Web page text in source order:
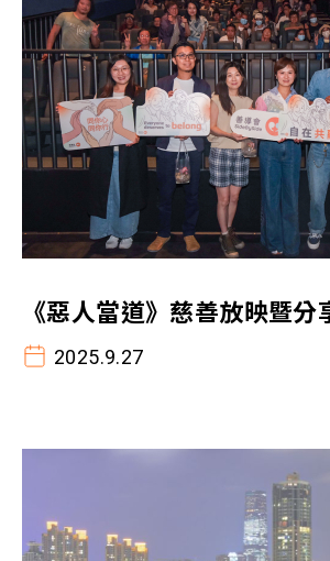
《惡人當道》慈善放映暨分
2025.9.27